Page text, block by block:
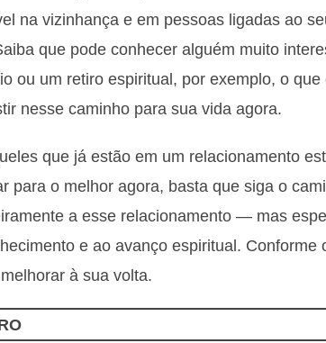
na vizinhança e em pessoas ligadas ao
que pode conhecer alguém muito
ou um retiro espiritual, por exemplo, o
nesse caminho para sua vida agora.
que já estão em um relacionamento
para o melhor agora, basta que siga o
a esse relacionamento — mas
e ao avanço espiritual. Conforme
à sua volta.